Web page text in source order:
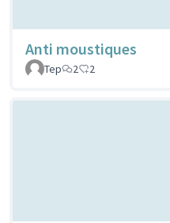
Anti moustiques
Tep
2 2